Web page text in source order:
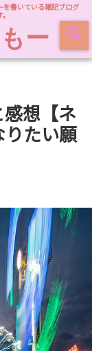
を書いている雑記ブログ
ー
感想【ネ
りたい願